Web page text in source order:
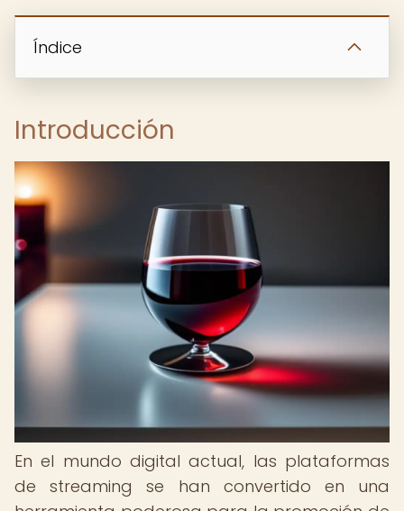
Índice
Introducción
En el mundo digital actual, las plataformas
de streaming se han convertido en una